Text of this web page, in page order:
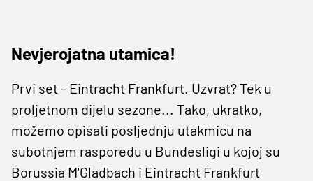
Nevjerojatna utamica!
Prvi set - Eintracht Frankfurt. Uzvrat? Tek u
proljetnom dijelu sezone... Tako, ukratko,
možemo opisati posljednju utakmicu na
subotnjem rasporedu u Bundesligi u kojoj su
Borussia M'Gladbach i Eintracht Frankfurt